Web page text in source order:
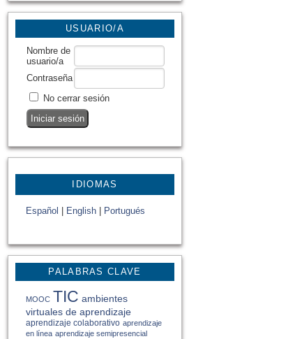
USUARIO/A
Nombre de
usuario/a
Contraseña
No cerrar sesión
IDIOMAS
Español English Portugués
PALABRAS CLAVE
MOOC TIC ambientes
virtuales de aprendizaje
aprendizaje colaborativo aprendizaje
en línea aprendizaje semipresencial